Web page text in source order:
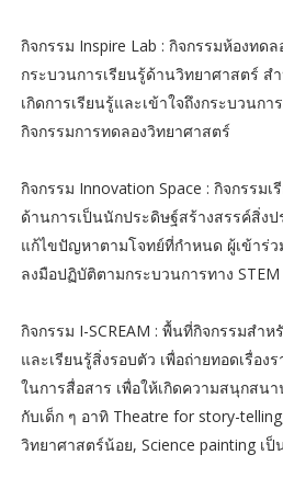
กิจกรรม Inspire Lab : กิจกรรมห้องท
กระบวนการเรียนรู้ด้านวิทยาศาสตร์ ส
เกิดการเรียนรู้และเข้าใจถึงกระบวนก
กิจกรรมการทดลองวิทยาศาสตร์
กิจกรรม Innovation Space : กิจกรรม
ด้านการเป็นนักประดิษฐ์สร้างสรรค์สิ่งป
แก้ไขปัญหาตามโจทย์ที่กำหนด ผู้เข้าร่ว
ลงมือปฏิบัติตามกระบวนการทาง STEM
กิจกรรม I-SCREAM : พื้นที่กิจกรรมสำ
และเรียนรู้สิ่งรอบตัว เพื่อถ่ายทอดเรื่อ
ในการสื่อสาร เพื่อให้เกิดความสนุกสน
กับเด็ก ๆ อาทิ Theatre for story-
วิทยาศาสตร์น้อย, Science painting เ